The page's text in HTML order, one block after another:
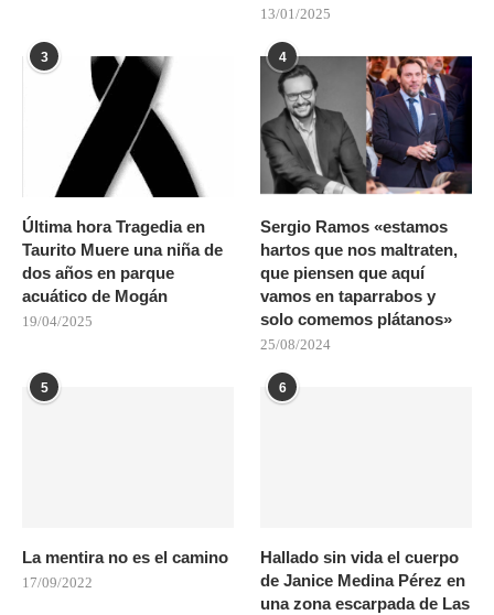
13/01/2025
3
Última hora Tragedia en
Taurito Muere una niña de
dos años en parque
acuático de Mogán
19/04/2025
4
Sergio Ramos «estamos
hartos que nos maltraten,
que piensen que aquí
vamos en taparrabos y
solo comemos plátanos»
25/08/2024
5
La mentira no es el camino
17/09/2022
6
Hallado sin vida el cuerpo
de Janice Medina Pérez en
una zona escarpada de Las